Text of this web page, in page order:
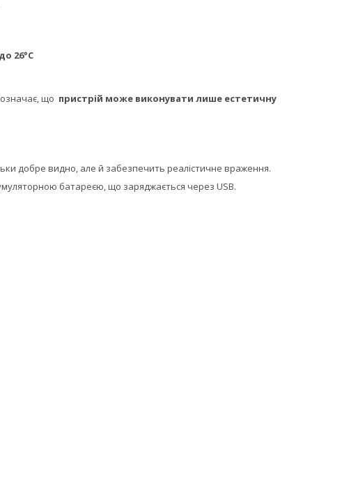
26°С
що пристрій може виконувати лише естетичну
добре видно, але й забезпечить реалістичне враження.
батареєю, що заряджається через USB.